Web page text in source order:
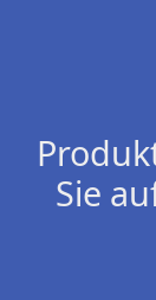
Sie